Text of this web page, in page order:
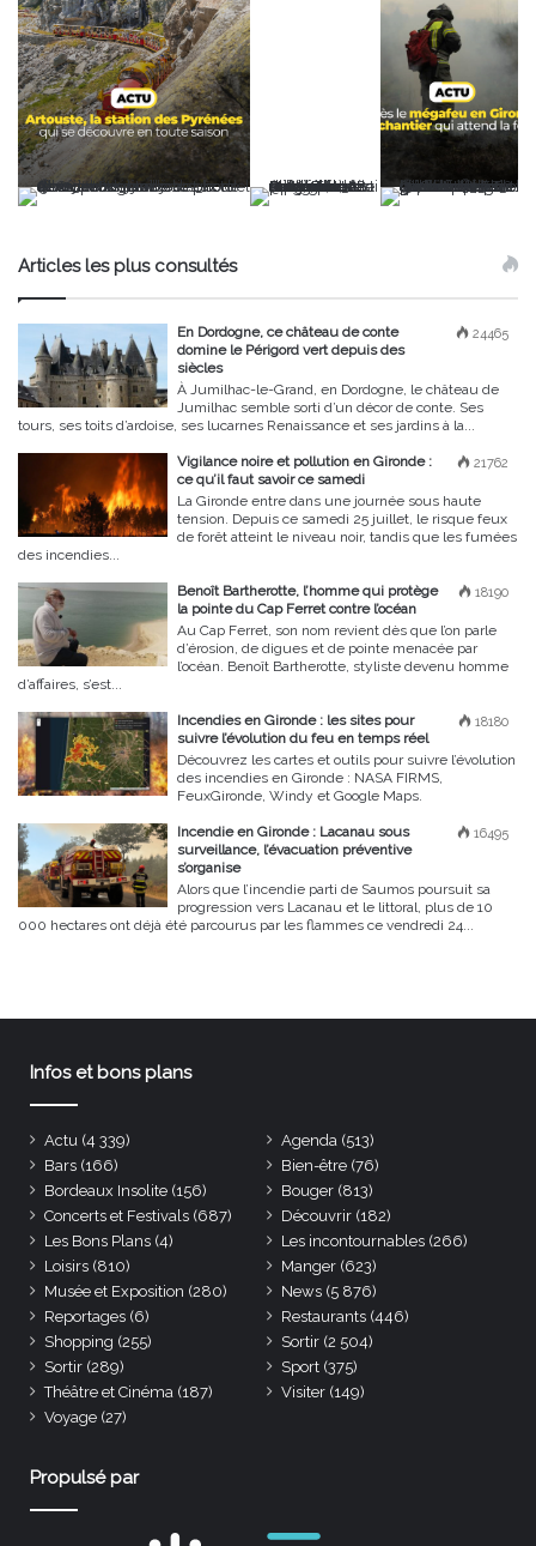
Articles les plus consultés
24465
En Dordogne, ce château de conte
domine le Périgord vert depuis des
siècles
À Jumilhac-le-Grand, en Dordogne, le château de
Jumilhac semble sorti d’un décor de conte. Ses
tours, ses toits d’ardoise, ses lucarnes Renaissance et ses jardins à la...
21762
Vigilance noire et pollution en Gironde :
ce qu’il faut savoir ce samedi
La Gironde entre dans une journée sous haute
tension. Depuis ce samedi 25 juillet, le risque feux
de forêt atteint le niveau noir, tandis que les fumées
des incendies...
18190
Benoît Bartherotte, l’homme qui protège
la pointe du Cap Ferret contre l’océan
Au Cap Ferret, son nom revient dès que l’on parle
d’érosion, de digues et de pointe menacée par
l’océan. Benoît Bartherotte, styliste devenu homme
d’affaires, s’est...
18180
Incendies en Gironde : les sites pour
suivre l’évolution du feu en temps réel
Découvrez les cartes et outils pour suivre l’évolution
des incendies en Gironde : NASA FIRMS,
FeuxGironde, Windy et Google Maps.
16495
Incendie en Gironde : Lacanau sous
surveillance, l’évacuation préventive
s’organise
Alors que l’incendie parti de Saumos poursuit sa
progression vers Lacanau et le littoral, plus de 10
000 hectares ont déjà été parcourus par les flammes ce vendredi 24...
Infos et bons plans
Actu (4 339) Agenda (513)
Bars (166) Bien-être (76)
Bordeaux Insolite (156) Bouger (813)
Concerts et Festivals (687) Découvrir (182)
Les Bons Plans (4) Les incontournables (266)
Loisirs (810) Manger (623)
Musée et Exposition (280) News (5 876)
Reportages (6) Restaurants (446)
Shopping (255) Sortir (2 504)
Sortir (289) Sport (375)
Théâtre et Cinéma (187) Visiter (149)
Voyage (27)
Propulsé par